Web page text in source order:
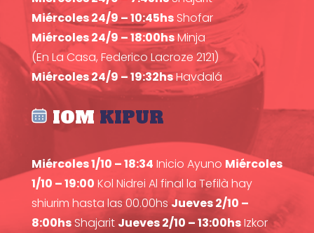
Miércoles 24/9 – 10:45hsShofar
Miércoles 24/9 – 18:00hsMinja
(En La Casa, Federico Lacroze 2121)
Miércoles 24/9 – 19:32hsHavdalá
IOM KIPUR
Miércoles 1/10 – 18:34 Inicio Ayuno Miércoles
1/10 – 19:00 Kol Nidrei Al final la Tefilà hay
shiurim hasta las 00.00hsJueves 2/10 –
8:00hsShajarit Jueves 2/10 – 13:00hsIzkor